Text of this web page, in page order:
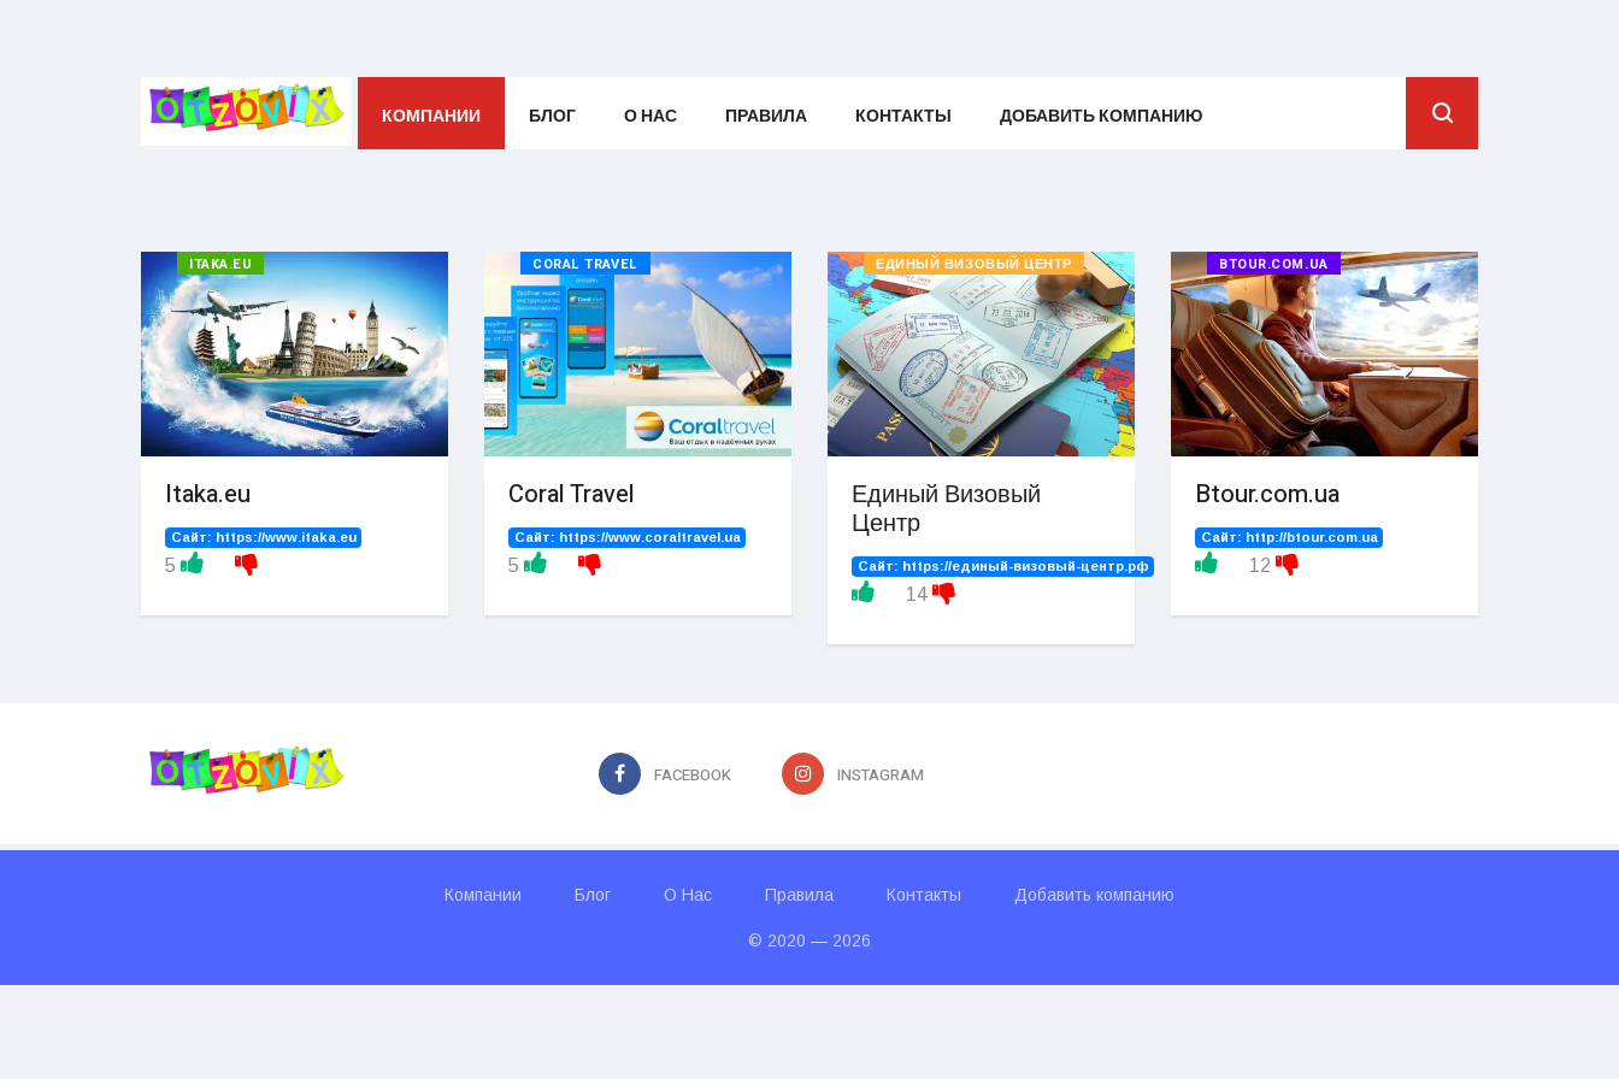
КОМПАНИИ БЛОГ О НАС ПРАВИЛА КОНТАКТЫ ДОБАВИТЬ КОМПАНИЮ
ITAKA.EU
Itaka.eu
Сайт: https://www.itaka.eu
5
CORAL TRAVEL
Coral Travel
Сайт: https://www.coraltravel.ua
5
ЕДИНЫЙ ВИЗОВЫЙ ЦЕНТР
Единый Визовый
Центр
Сайт: https://единый-визовый-центр.рф
14
BTOUR.COM.UA
Btour.com.ua
Сайт: http://btour.com.ua
12
FACEBOOK INSTAGRAM
Компании Блог О Нас Правила Контакты Добавить компанию
© 2020 — 2026